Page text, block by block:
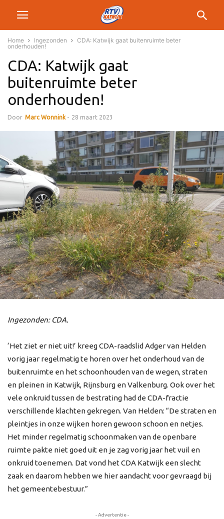
Home Ingezonden
CDA: Katwijk gaat buitenruimte beter
onderhouden!
CDA: Katwijk gaat
buitenruimte beter
onderhouden!
Door Marc Wonnink - 28 maart 2023
Ingezonden: CDA.
‘Het ziet er niet uit!’ kreeg CDA-raadslid Adger van Helden
vorig jaar regelmatig te horen over het onderhoud van de
buitenruimte en het schoonhouden van de wegen, straten
en pleinen in Katwijk, Rijnsburg en Valkenburg. Ook over het
vele onkruid tussen de bestrating had de CDA-fractie
verschillende klachten gekregen. Van Helden: “De straten en
pleintjes in onze wijken horen gewoon schoon en netjes.
Het minder regelmatig schoonmaken van de openbare
ruimte pakte niet goed uit en je zag vorig jaar het vuil en
onkruid toenemen. Dat vond het CDA Katwijk een slecht
zaak en daarom hebben we hier aandacht voor gevraagd bij
het gemeentebestuur.”
- Advertentie -